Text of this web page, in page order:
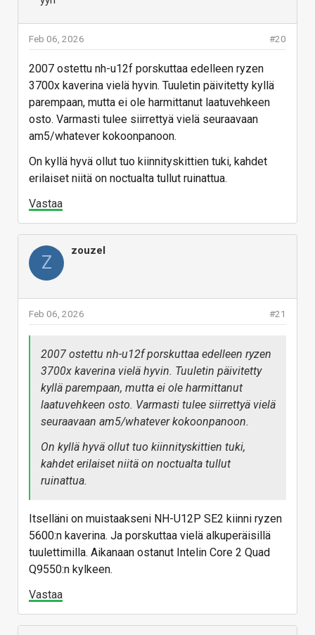
#20
Feb 06, 2026
2007 ostettu nh-u12f porskuttaa edelleen ryzen
3700x kaverina vielä hyvin. Tuuletin päivitetty kyllä
parempaan, mutta ei ole harmittanut laatuvehkeen
osto. Varmasti tulee siirrettyä vielä seuraavaan
am5/whatever kokoonpanoon.
On kyllä hyvä ollut tuo kiinnityskittien tuki, kahdet
erilaiset niitä on noctualta tullut ruinattua.
Vastaa
Z
zouzel
#21
Feb 06, 2026
2007 ostettu nh-u12f porskuttaa edelleen ryzen
3700x kaverina vielä hyvin. Tuuletin päivitetty
kyllä parempaan, mutta ei ole harmittanut
laatuvehkeen osto. Varmasti tulee siirrettyä vielä
seuraavaan am5/whatever kokoonpanoon.
On kyllä hyvä ollut tuo kiinnityskittien tuki,
kahdet erilaiset niitä on noctualta tullut
ruinattua.
Itselläni on muistaakseni NH-U12P SE2 kiinni ryzen
5600:n kaverina. Ja porskuttaa vielä alkuperäisillä
tuulettimilla. Aikanaan ostanut Intelin Core 2 Quad
Q9550:n kylkeen.
Vastaa